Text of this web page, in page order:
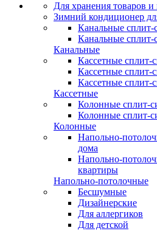
Для хранения товаров и
Зимний кондиционер
Канальные сплит-
Канальные сплит-
Канальные
Кассетные сплит-
Кассетные сплит-
Кассетные сплит-
Кассетные
Колонные сплит-
Колонные сплит-
Колонные
Напольно-
дома
Напольно-
квартиры
Напольно-потолочные
Бесшумные
Дизайнерские
Для аллергиков
Для детской